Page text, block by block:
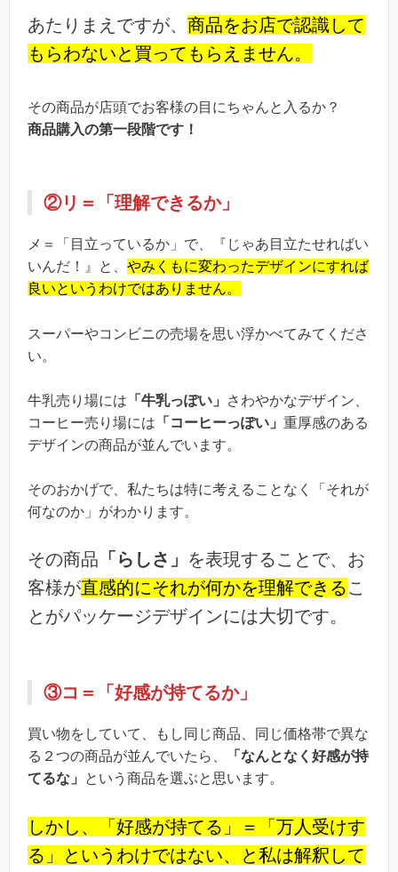
あたりまえですが、 商品をお店で認識して
もらわないと買ってもらえません。
その商品が店頭でお客様の目にちゃんと入るか？
商品購入の第一段階です！
②リ＝「理解できるか」
メ＝「目立っているか」で、『じゃあ目立たせればい
いんだ！』と、 やみくもに変わったデザインにすれば
良いというわけではありません。
スーパーやコンビニの売場を思い浮かべてみてくださ
い。
牛乳売り場には 「牛乳っぽい」
さわやかなデザイン、
コーヒー売り場には 「コーヒーっぽい」 重厚感のある
デザインの商品が並んでいます。
そのおかげで、私たちは特に考えることなく「それが
何なのか」がわかります。
その商品 「らしさ」 を表現することで、お
客様が直感的にそれが何かを理解できるこ
とがパッケージデザインには大切です。
③コ＝「好感が持てるか」
買い物をしていて、もし同じ商品、同じ価格帯で異な
る２つの商品が並んでいたら、
「なんとなく好感が持
てるな」
という商品を選ぶと思います。
しかし、「好感が持てる」＝「万人受けす
る」というわけではない、と私は解釈して